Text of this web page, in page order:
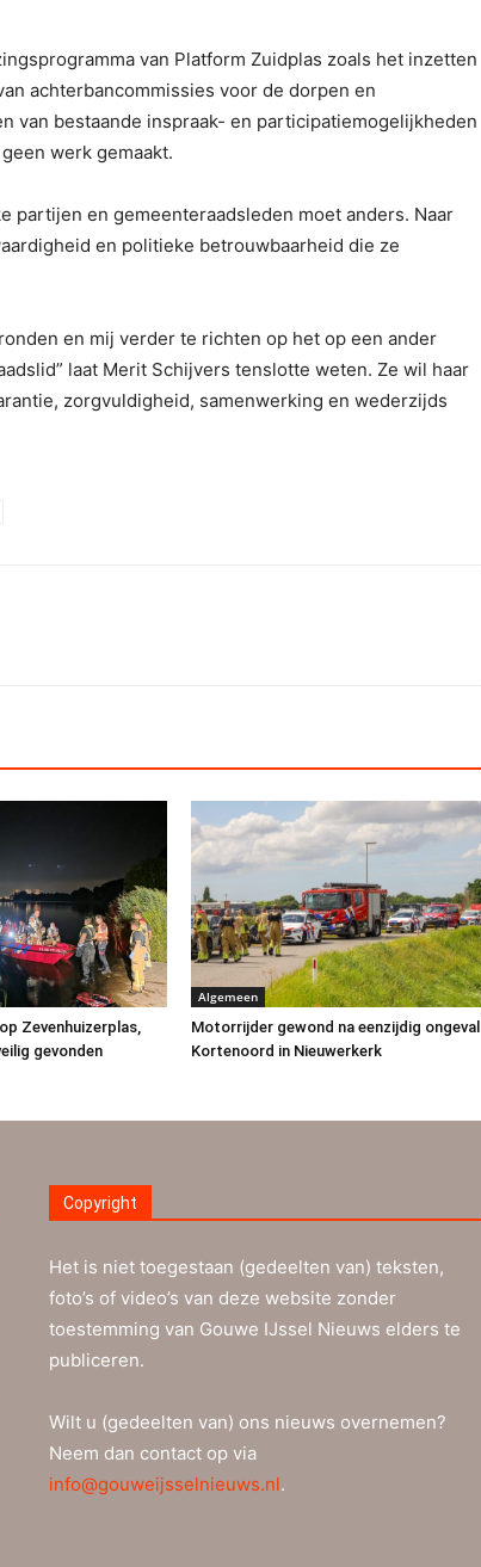
van Platform Zuidplas zoals het inzetten
achterbancommissies voor de dorpen en
van bestaande inspraak- en participatiemogelijkheden
werk gemaakt.
partijen en gemeenteraadsleden moet anders. Naar
en politieke betrouwbaarheid die ze
en mij verder te richten op het op een ander
laat Merit Schijvers tenslotte weten. Ze wil haar
zorgvuldigheid, samenwerking en wederzijds
Zevenhuizerplas,
gevonden
Algemeen
Motorrijder gewond na eenzijdig ongeval
Kortenoord in Nieuwerkerk
Copyright
Het is niet toegestaan (gedeelten van) teksten,
foto’s of video’s van deze website zonder
toestemming van Gouwe IJssel Nieuws elders te
publiceren.
Wilt u (gedeelten van) ons nieuws overnemen?
Neem dan contact op via
info@gouweijsselnieuws.nl.